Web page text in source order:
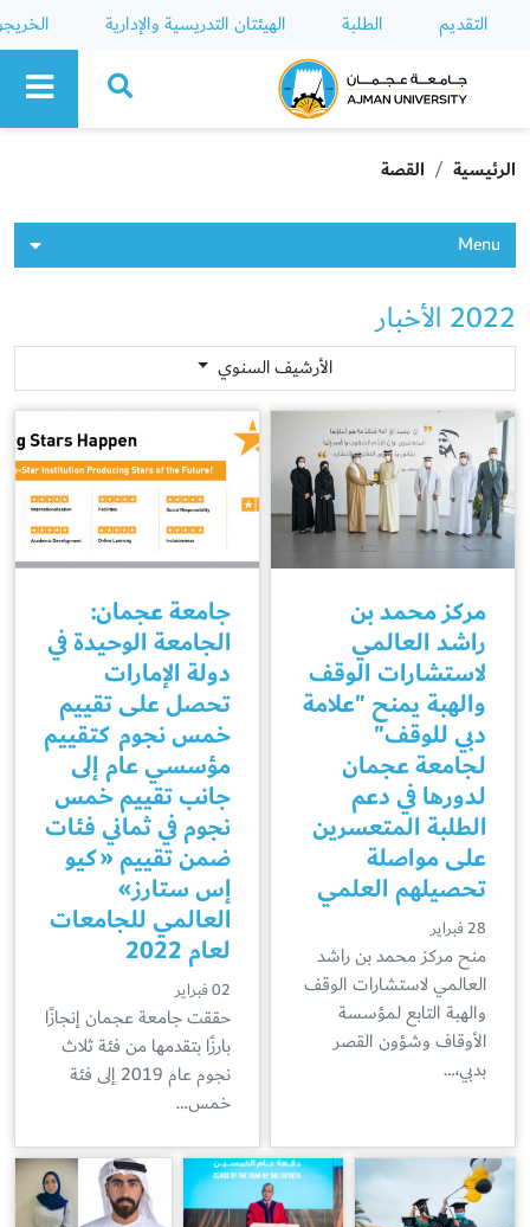
التقديم الطلبة الهيئتان التدريسية والإدارية
Ajman University
الرئيسية القصة
Menu
2022 الأخبار
الأرشيف السنوي
مركز محمد بن
راشد العالمي
لاستشارات الوقف
والهبة يمنح "علامة
دبي للوقف"
لجامعة عجمان
لدورها في دعم
الطلبة المتعسرين
على مواصلة
تحصيلهم العلمي
28 فبراير
منح مركز محمد بن راشد
العالمي لاستشارات الوقف
والهبة التابع لمؤسسة
الأوقاف وشؤون القصر
بدبي،…
جامعة عجمان:
الجامعة الوحيدة في
دولة الإمارات
تحصل على تقييم
خمس نجوم كتقييم
مؤسسي عام إلى
جانب تقييم خمس
نجوم في ثماني فئات
ضمن تقييم «كيو
إس ستارز»
العالمي للجامعات
لعام 2022
02 فبراير
حققت جامعة عجمان إنجازًا
بارزًا بتقدمها من فئة ثلاث
نجوم عام 2019 إلى فئة
خمس…